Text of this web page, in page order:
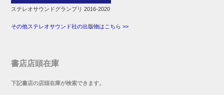
ステレオサウンドグランプリ 2016-2020
その他ステレオサウンド社の出版物はこちら >>
書店店頭在庫
下記書店の店頭在庫が検索できます。